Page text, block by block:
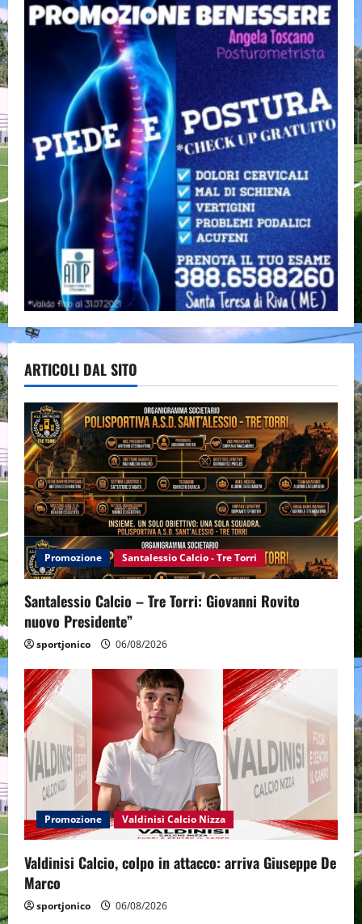
ARTICOLI DAL SITO
Promozione Santalessio Calcio - Tre Torri
Santalessio Calcio – Tre Torri: Giovanni Rovito
nuovo Presidente”
sportjonico 06/08/2026
Promozione Valdinisi Calcio Nizza
Valdinisi Calcio, colpo in attacco: arriva Giuseppe De
Marco
sportjonico 06/08/2026